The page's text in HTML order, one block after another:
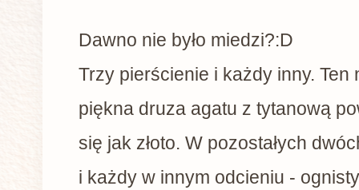
Dawno nie było miedzi?:D
Trzy pierścienie i każdy inny. Ten
piękna druza agatu z tytanową
się jak złoto. W pozostałych
i każdy w innym odcieniu -